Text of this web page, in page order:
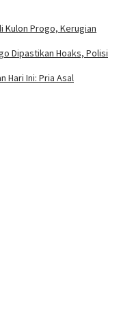
Kulon Progo, Kerugian
Dipastikan Hoaks, Polisi
Hari Ini: Pria Asal